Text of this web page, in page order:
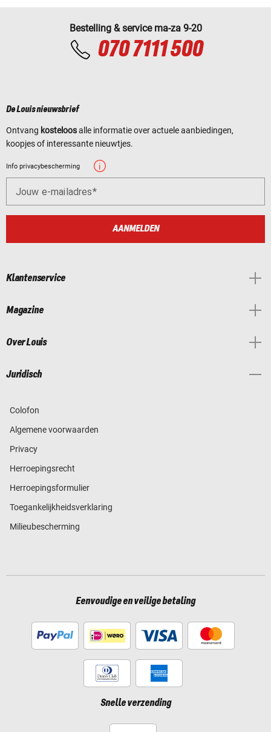
Bestelling & service ma-za 9-20
070 7111 500
De Louis nieuwsbrief
Ontvang kosteloosalle informatie over actuele aanbiedingen,
koopjes of interessante nieuwtjes.
Info privacybescherming
Jouw e-mailadres
AANMELDEN
Klantenservice
Magazine
Over Louis
Juridisch
Colofon
Algemene voorwaarden
Privacy
Herroepingsrecht
Herroepingsformulier
Toegankelijkheidsverklaring
Milieubescherming
Eenvoudige en veilige betaling
Snelle verzending